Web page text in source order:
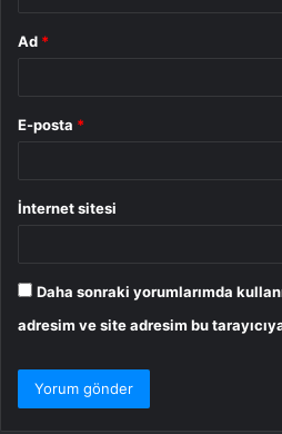
Ad *
E-posta *
İnternet sitesi
Daha sonraki yorumlarımda
adresim ve site adresim bu